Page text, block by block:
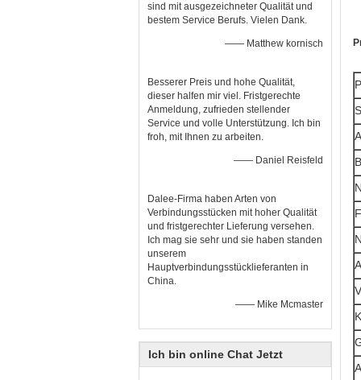
sind mit ausgezeichneter Qualität und
bestem Service Berufs. Vielen Dank.
—— Matthew kornisch
Besserer Preis und hohe Qualität,
dieser halfen mir viel. Fristgerechte
Anmeldung, zufrieden stellender
Service und volle Unterstützung. Ich bin
froh, mit Ihnen zu arbeiten.
—— Daniel Reisfeld
Dalee-Firma haben Arten von
Verbindungsstücken mit hoher Qualität
und fristgerechter Lieferung versehen.
Ich mag sie sehr und sie haben standen
unserem
Hauptverbindungsstücklieferanten in
China.
—— Mike Mcmaster
Ich bin online Chat Jetzt